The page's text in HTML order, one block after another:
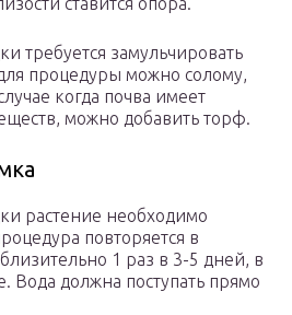
требуется замульчировать
процедуры можно солому,
когда почва имеет
можно добавить торф.
растение необходимо
повторяется в
1 раз в 3-5 дней, в
Вода должна поступать прямо